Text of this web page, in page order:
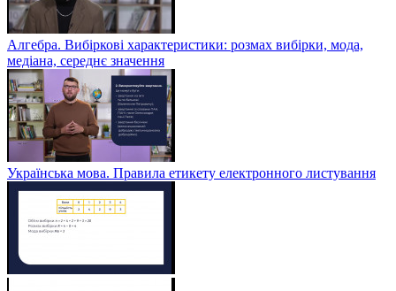
Алгебра. Вибіркові характеристики: розмах вибірки, мода,
медіана, середнє значення
Українська мова. Правила етикету електронного листування